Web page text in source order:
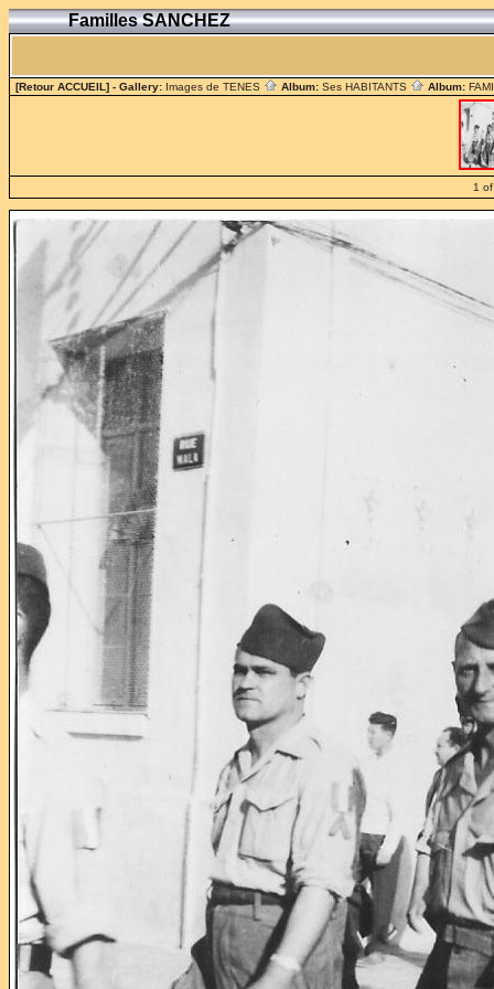
Familles SANCHEZ
[Retour ACCUEIL] - Gallery: Images de TENES Album: Ses HABITANTS Album:
1